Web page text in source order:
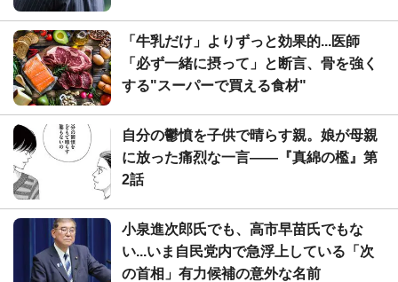
「牛乳だけ」よりずっと効果的...医師
「必ず一緒に摂って」と断言、骨を強く
する"スーパーで買える食材"
自分の鬱憤を子供で晴らす親。娘が母親
に放った痛烈な一言――『真綿の檻』第
2話
小泉進次郎氏でも、高市早苗氏でもな
い...いま自民党内で急浮上している「次
の首相」有力候補の意外な名前